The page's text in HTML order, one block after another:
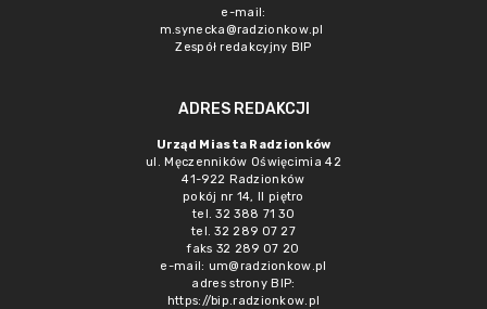
e-mail:
m.synecka@radzionkow.pl
Zespół redakcyjny BIP
ADRES REDAKCJI
Urząd Miasta Radzionków
ul. Męczenników Oświęcimia 42
41-922 Radzionków
pokój nr 14, II piętro
tel. 32 388 71 30
tel. 32 289 07 27
faks 32 289 07 20
e-mail: um@radzionkow.pl
adres strony BIP:
https://bip.radzionkow.pl